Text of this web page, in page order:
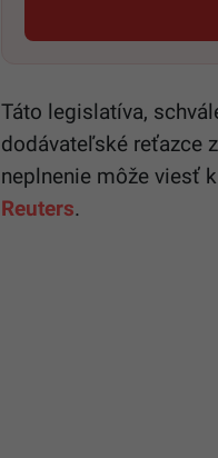
Táto legislatíva,
dodávateľské reťazce
neplnenie môže viesť
Reuters.